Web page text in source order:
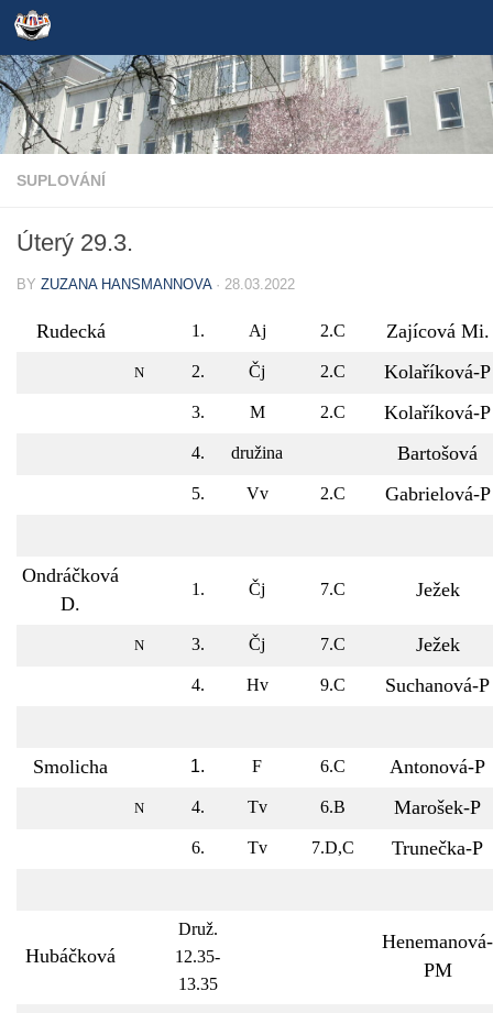
Skip to content
SUPLOVÁNÍ
Úterý 29.3.
BY ZUZANA HANSMANNOVA · 28.03.2022
Rudecká 1. Aj 2.C Zajícová Mi.
N 2. Čj 2.C Kolaříková-P
3. M 2.C Kolaříková-P
4. družina Bartošová
5. Vv 2.C Gabrielová-P
Ondráčková
D.
1. Čj 7.C Ježek
N 3. Čj 7.C Ježek
4. Hv 9.C Suchanová-P
Smolicha 1. F 6.C Antonová-P
N 4. Tv 6.B Marošek-P
6. Tv 7.D,C Trunečka-P
Hubáčková
Druž.
12.35-
13.35
Henemanová-
PM